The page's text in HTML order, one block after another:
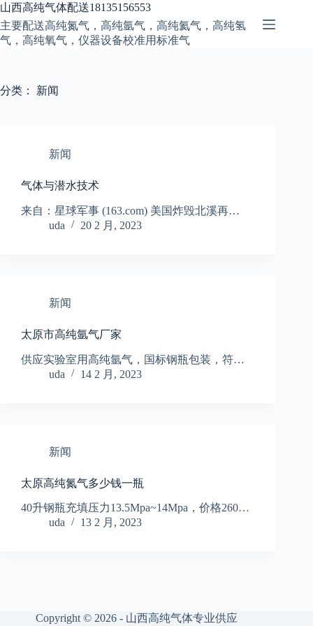
跳
至
内
山西高纯气体配送18135156553
主要配送高纯氮气，高纯氩气，高纯氦气，高纯氢
气，高纯氧气，仪器设备校准用标准气
分类： 新闻
新闻
气体与潜水技术
来自：星球军事 (163.com) 美国炸毁北溪再…
uda
20 2 月, 2023
新闻
太原市高纯氩气厂家
供应实验室用高纯氩气，国标钢瓶包装，符…
uda
14 2 月, 2023
新闻
太原高纯氮气多少钱一瓶
40升钢瓶充填压力13.5Mpa~14Mpa，价格260…
uda
13 2 月, 2023
Copyright © 2026 - 山西高纯气体专业供应